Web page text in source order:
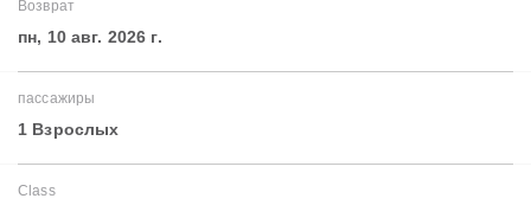
Возврат
пн, 10 авг. 2026 г.
пассажиры
1 Взрослых
Class